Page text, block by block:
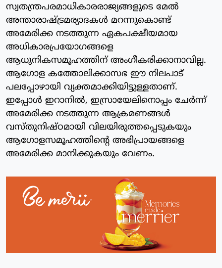
സ്വതന്ത്രപരമാധികാരരാജ്യങ്ങളുടെ മേൽ
അന്താരാഷ്ട്രമര്യാദകൾ മറന്നുകൊണ്ട്
അമേരിക്ക നടത്തുന്ന ഏകപക്ഷീയമായ
അധികാരപ്രയോഗങ്ങളെ
ആധുനികസമൂഹത്തിന് അംഗീകരിക്കാനാവില്ല.
ആഗോള കത്തോലിക്കാസഭ ഈ നിലപാട്
പലപ്പോഴായി വ്യക്തമാക്കിയിട്ടുള്ളതാണ്.
ഇപ്പോൾ ഇറാനിൽ, ഇസ്രായേലിനൊപ്പം ചേർന്ന്
അമേരിക്ക നടത്തുന്ന ആക്രമണങ്ങൾ
വസ്തുനിഷ്ഠമായി വിലയിരുത്തപ്പെടുകയും
ആഗോളസമൂഹത്തിന്റെ അഭിപ്രായങ്ങളെ
അമേരിക്ക മാനിക്കുകയും വേണം.